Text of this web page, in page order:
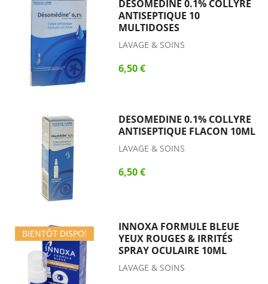
DESOMEDINE 0.1% COLLYRE
ANTISEPTIQUE 10
MULTIDOSES
LAVAGE & SOINS
6,50 €
DESOMEDINE 0.1% COLLYRE
ANTISEPTIQUE FLACON 10ML
LAVAGE & SOINS
6,50 €
BIENTÔT DISPO!
INNOXA FORMULE BLEUE
YEUX ROUGES & IRRITÉS
SPRAY OCULAIRE 10ML
LAVAGE & SOINS